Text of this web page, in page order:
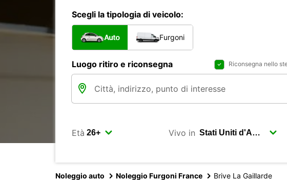
Scegli la tipologia di veicolo:
Auto Furgoni
Luogo ritiro e riconsegna Riconsegna nello
Età Vivo in
Noleggio auto Noleggio Furgoni France Brive La Gaillarde